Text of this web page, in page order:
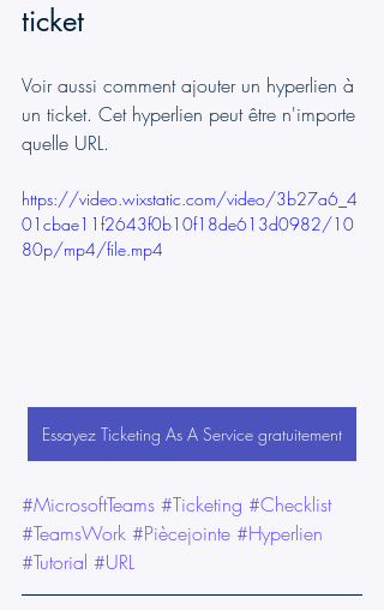
ticket
Voir aussi comment ajouter un hyperlien à
un ticket. Cet hyperlien peut être n'importe
quelle URL.
https://video.wixstatic.com/video/3b27a6_4
01cbae11f2643f0b10f18de613d0982/10
80p/mp4/file.mp4
Essayez Ticketing As A Service gratuitement
#MicrosoftTeams #Ticketing #Checklist
#TeamsWork #Piècejointe #Hyperlien
#Tutorial #URL